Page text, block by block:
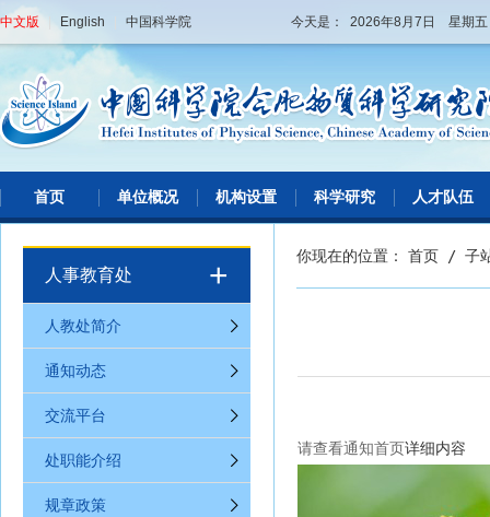
中文版 English 中国科学院 今天是： 2026年8月7日 星期
首页 单位概况 机构设置 科学研究 人才队伍
人事教育处 +
人教处简介
通知动态
交流平台
处职能介绍
规章政策
你现在的位置： 首页 / 子
请查看通知首页详细内容